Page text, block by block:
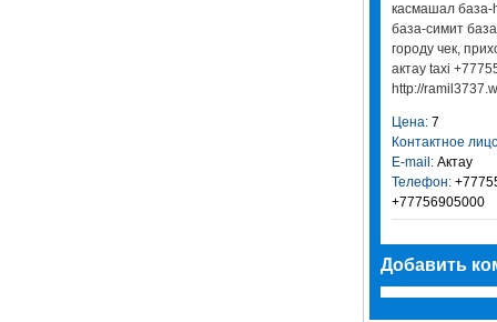
касмашал база-
база-симит
городу чек,
актау taxi
http://
Цена:7
Контактное
E-mail:Актау
Телефон:
+77756905000
Добавить